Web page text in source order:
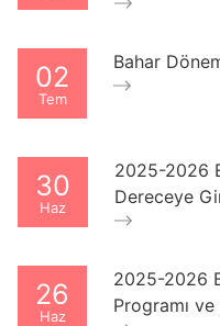
02
Tem
Bahar
30
Haz
2025-2026
Dereceye
26
Haz
2025-2026
Programı